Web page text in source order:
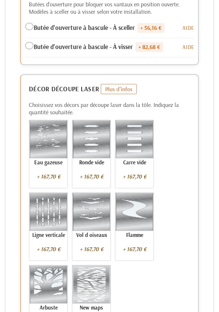
Butées d'ouverture pour bloquer vos vantaux en position ouverte.
Modèles à sceller ou à visser selon votre installation.
Butée d'ouverture à bascule - À sceller + 56,16 €
Butée d'ouverture à bascule - À visser + 82,68 €
DÉCOR DÉCOUPE LASER
Choisissez vos décors par découpe laser dans la tôle. Indiquez la
quantité souhaitée.
Eau gazeuse
+ 167,70 €
- +
Ronde vide
+ 167,70 €
- +
Carre vide
+ 167,70 €
- +
Ligne verticale
+ 167,70 €
- +
Vol d oiseaux
+ 167,70 €
- +
Flamme
+ 167,70 €
Arbuste New maps